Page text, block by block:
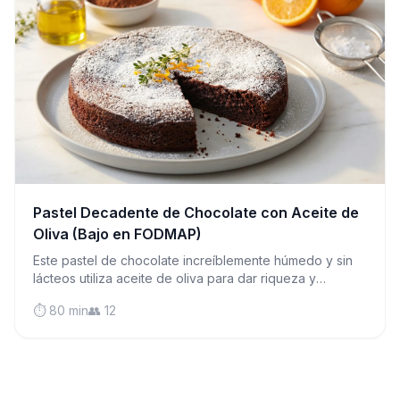
Pastel Decadente de Chocolate con Aceite de
Oliva (Bajo en FODMAP)
Este pastel de chocolate increíblemente húmedo y sin
lácteos utiliza aceite de oliva para dar riqueza y
en la boca.
⏱️ 80 min👥 12